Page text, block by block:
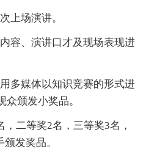
场演讲。
、演讲口才及现场表现进
媒体以知识竞赛的形式进
颁发小奖品。
二等奖2名，三等奖3名，
发奖品。